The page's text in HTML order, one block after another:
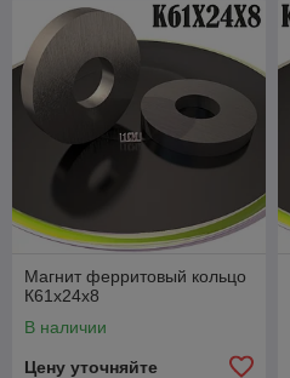
Магнит ферритовый кольцо
К61х24х8
В наличии
Цену уточняйте